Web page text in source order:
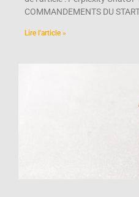
COMMANDEMENTS DU
Lire l'article »